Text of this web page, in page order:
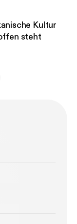
Kultur
steht